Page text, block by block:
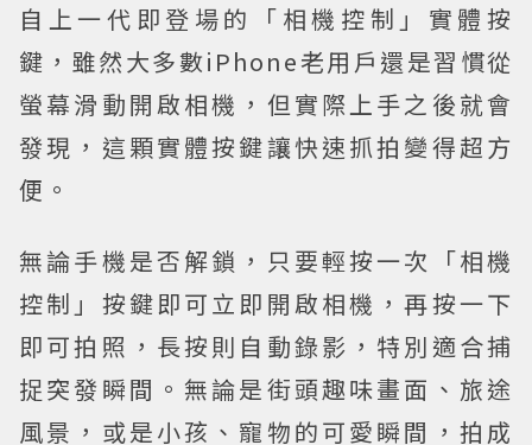
自上一代即登場的「相機控制」實體按
鍵，雖然大多數iPhone老用戶還是習慣從
螢幕滑動開啟相機，但實際上手之後就會
發現，這顆實體按鍵讓快速抓拍變得超方
便。
無論手機是否解鎖，只要輕按一次「相機
控制」按鍵即可立即開啟相機，再按一下
即可拍照，長按則自動錄影，特別適合捕
捉突發瞬間。無論是街頭趣味畫面、旅途
風景，或是小孩、寵物的可愛瞬間，拍成